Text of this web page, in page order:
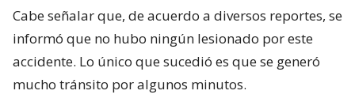
Cabe señalar que, de acuerdo a diversos reportes, se
informó que no hubo ningún lesionado por este
accidente. Lo único que sucedió es que se generó
mucho tránsito por algunos minutos.